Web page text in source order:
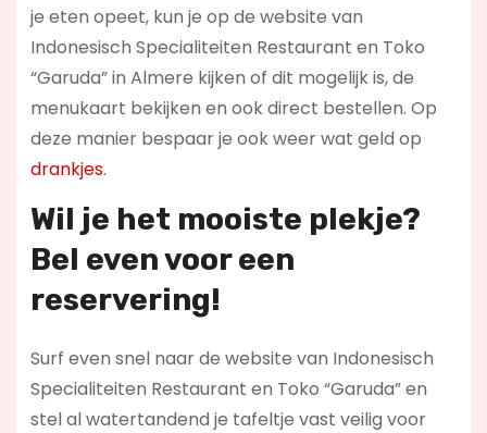
je eten opeet, kun je op de website van
Indonesisch Specialiteiten Restaurant en Toko
“Garuda” in Almere kijken of dit mogelijk is, de
menukaart bekijken en ook direct bestellen. Op
deze manier bespaar je ook weer wat geld op
drankjes.
Wil je het mooiste plekje?
Bel even voor een
reservering!
Surf even snel naar de website van Indonesisch
Specialiteiten Restaurant en Toko “Garuda” en
stel al watertandend je tafeltje vast veilig voor